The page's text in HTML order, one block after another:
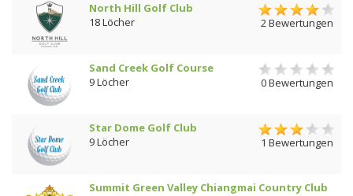
North Hill Golf Club
18 Löcher
2 Bewertungen
Sand Creek Golf Course
9 Löcher
0 Bewertungen
Star Dome Golf Club
9 Löcher
1 Bewertungen
Summit Green Valley Chiangmai Country Club